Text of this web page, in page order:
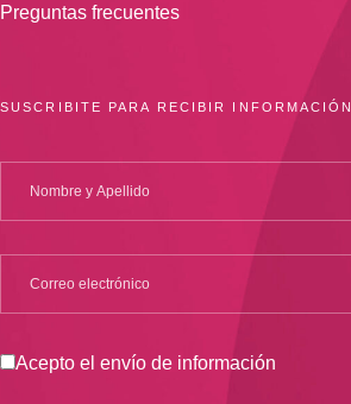
Preguntas frecuentes
SUSCRIBITE PARA RECIBIR INFORMACIÓN
Acepto el envío de información